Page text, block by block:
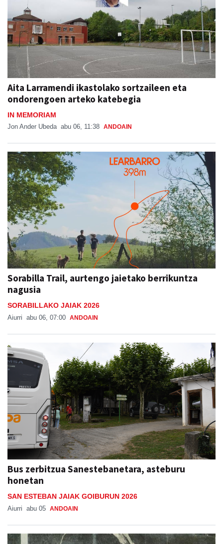
Aita Larramendi ikastolako sortzaileen eta
ondorengoen arteko katebegia
IN MEMORIAM
Jon Ander Ubeda abu 06, 11:38 ANDOAIN
Sorabilla Trail, aurtengo jaietako berrikuntza
nagusia
SORABILLAKO JAIAK 2026
Aiurri abu 06, 07:00 ANDOAIN
Bus zerbitzua Sanestebanetara, asteburu
honetan
SAN ESTEBAN JAIAK GOIBURUN 2026
Aiurri abu 05 ANDOAIN